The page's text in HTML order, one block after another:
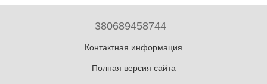
380689458744
Контактная информация
Полная версия сайта